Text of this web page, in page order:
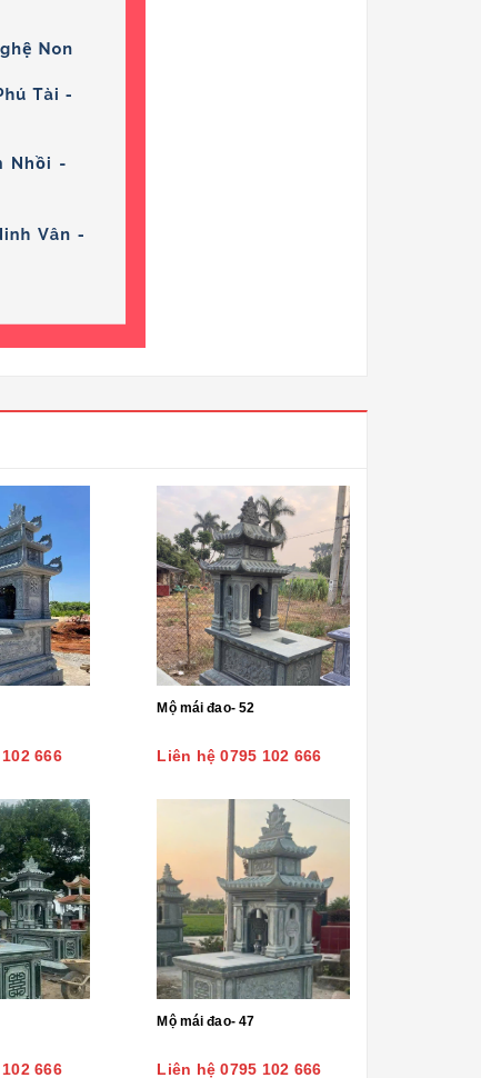
666
Mộ mái đao- 52
Liên hệ 0795 102 666
666
Mộ mái đao- 47
Liên hệ 0795 102 666